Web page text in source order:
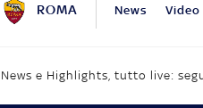
ROMA News Video
News e Highlights, tutto live: